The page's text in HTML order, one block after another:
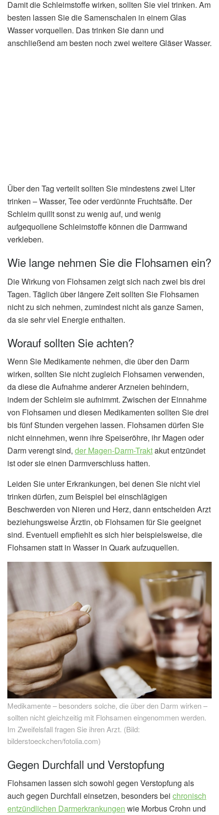
Damit die Schleimstoffe wirken, sollten Sie viel trinken. Am
besten lassen Sie die Samenschalen in einem Glas
Wasser vorquellen. Das trinken Sie dann und
anschließend am besten noch zwei weitere Gläser Wasser.
Über den Tag verteilt sollten Sie mindestens zwei Liter
trinken – Wasser, Tee oder verdünnte Fruchtsäfte. Der
Schleim quillt sonst zu wenig auf, und wenig
aufgequollene Schleimstoffe können die Darmwand
verkleben.
Wie lange nehmen Sie die Flohsamen ein?
Die Wirkung von Flohsamen zeigt sich nach zwei bis drei
Tagen. Täglich über längere Zeit sollten Sie Flohsamen
nicht zu sich nehmen, zumindest nicht als ganze Samen,
da sie sehr viel Energie enthalten.
Worauf sollten Sie achten?
Wenn Sie Medikamente nehmen, die über den Darm
wirken, sollten Sie nicht zugleich Flohsamen verwenden,
da diese die Aufnahme anderer Arzneien behindern,
indem der Schleim sie aufnimmt. Zwischen der Einnahme
von Flohsamen und diesen Medikamenten sollten Sie drei
bis fünf Stunden vergehen lassen. Flohsamen dürfen Sie
nicht einnehmen, wenn ihre Speiseröhre, ihr Magen oder
Darm verengt sind, der Magen-Darm-Traktakut entzündet
ist oder sie einen Darmverschluss hatten.
Leiden Sie unter Erkrankungen, bei denen Sie nicht viel
trinken dürfen, zum Beispiel bei einschlägigen
Beschwerden von Nieren und Herz, dann entscheiden Arzt
beziehungsweise Ärztin, ob Flohsamen für Sie geeignet
sind. Eventuell empfiehlt es sich hier beispielsweise, die
Flohsamen statt in Wasser in Quark aufzuquellen.
Medikamente – besonders solche, die über den Darm wirken –
sollten nicht gleichzeitig mit Flohsamen eingenommen werden.
Im Zweifelsfall fragen Sie ihren Arzt. (Bild:
bilderstoeckchen/fotolia.com)
Gegen Durchfall und Verstopfung
Flohsamen lassen sich sowohl gegen Verstopfung als
auch gegen Durchfall einsetzen, besonders bei chronisch
entzündlichen Darmerkrankungen wie Morbus Crohn und